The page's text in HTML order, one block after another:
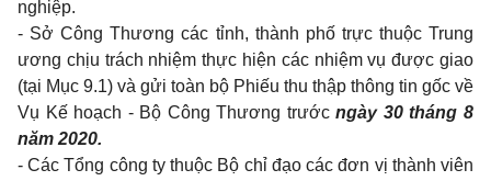
nghiệp.
- Sở Công Thương các tỉnh, thành phố trực thuộc Trung
ương chịu trách nhiệm thực hiện các nhiệm vụ được giao
(tại Mục 9.1) và gửi toàn bộ Phiếu thu thập thông tin gốc về
Vụ Kế hoạch - Bộ Công Thương trướcngày 30 tháng 8
năm 2020.
- Các Tổng công ty thuộc Bộ chỉ đạo các đơn vị thành viên